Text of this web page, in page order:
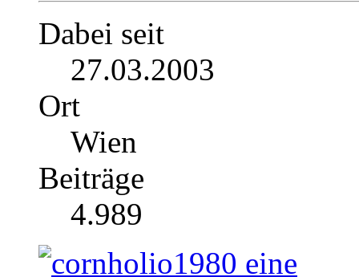
Dabei seit
27.03.2003
Ort
Wien
Beiträge
4.989